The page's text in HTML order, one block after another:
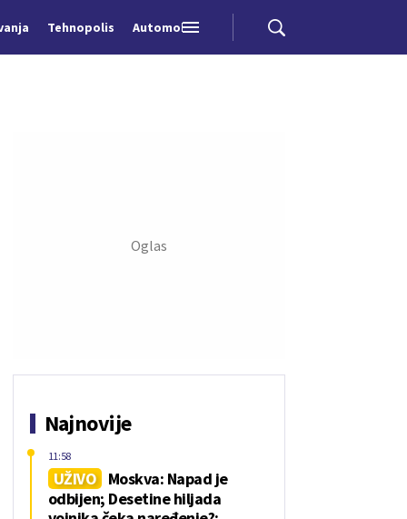
Tehnopolis Automobili
Najnovije
UŽIVO
Moskva: Napad je
odbijen; Desetine hiljada
11:58